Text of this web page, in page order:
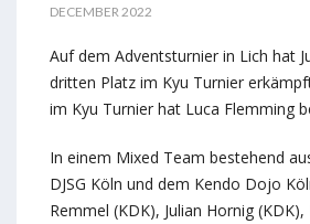
DECEMBER 2022
Auf dem Adventsturnier in Lich hat
dritten Platz im Kyu Turnier
im Kyu Turnier hat Luca Flemming
In einem Mixed Team bestehend
DJSG Köln und dem Kendo Dojo
Remmel (KDK), Julian Hornig